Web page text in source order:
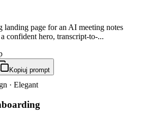
landing page for an AI meeting notes
confident hero, transcript-to-...
Kopiuj prompt
· Elegant